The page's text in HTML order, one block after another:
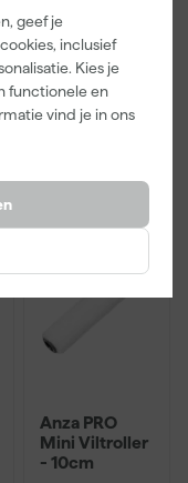
geef je
inclusief
Kies je
functionele en
vind je in ons
voor binnen
op kleur
Is er iets mis met
Wil je
P220
bezorgd
1 ,39
Anza PRO
Mini Viltroller
- 10cm